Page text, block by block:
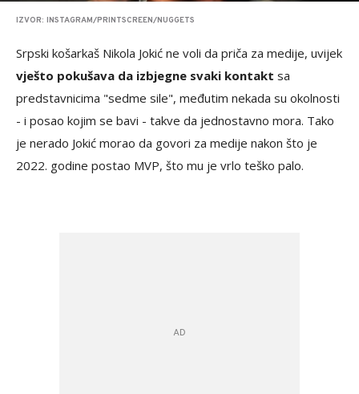
IZVOR: INSTAGRAM/PRINTSCREEN/NUGGETS
Srpski košarkaš Nikola Jokić ne voli da priča za medije, uvijek
vješto pokušava da izbjegne svaki kontakt sa
predstavnicima "sedme sile", međutim nekada su okolnosti
- i posao kojim se bavi - takve da jednostavno mora. Tako
je nerado Jokić morao da govori za medije nakon što je
2022. godine postao MVP, što mu je vrlo teško palo.